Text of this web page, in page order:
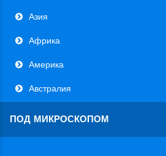
Азия
Африка
Америка
Австралия
ПОД МИКРОСКОПОМ